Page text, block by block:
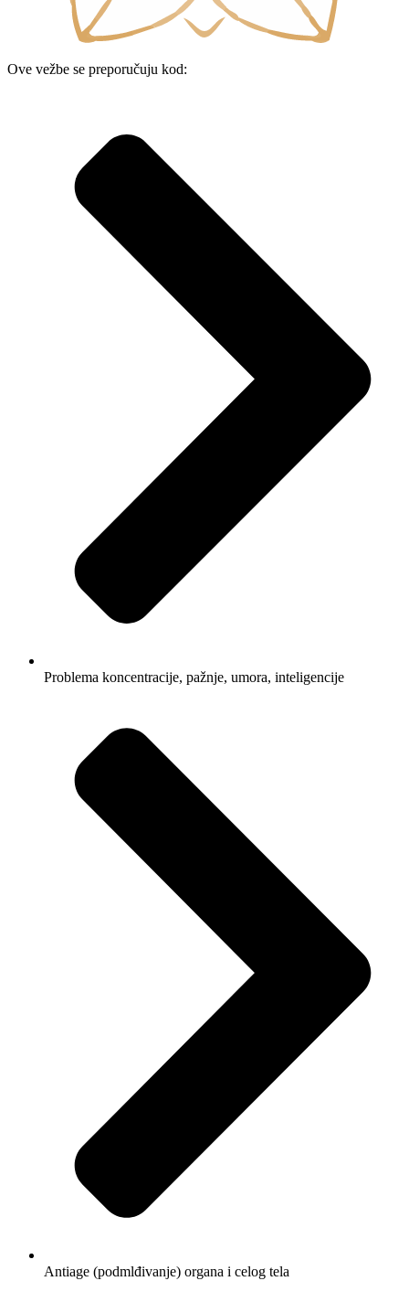
Ove vežbe se preporučuju kod:
Problema koncentracije, pažnje, umora, inteligencije
Antiage (podmlđivanje) organa i celog tela